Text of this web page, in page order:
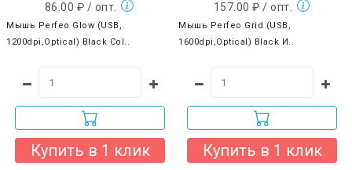
86.00 ₽ / опт.
Мышь Perfeo Glow (USB,
1200dpi,Optical) Black Col..
Купить в 1 клик
157.00 ₽ / опт.
Мышь Perfeo Grid (USB,
1600dpi,Optical) Black И..
Купить в 1 клик